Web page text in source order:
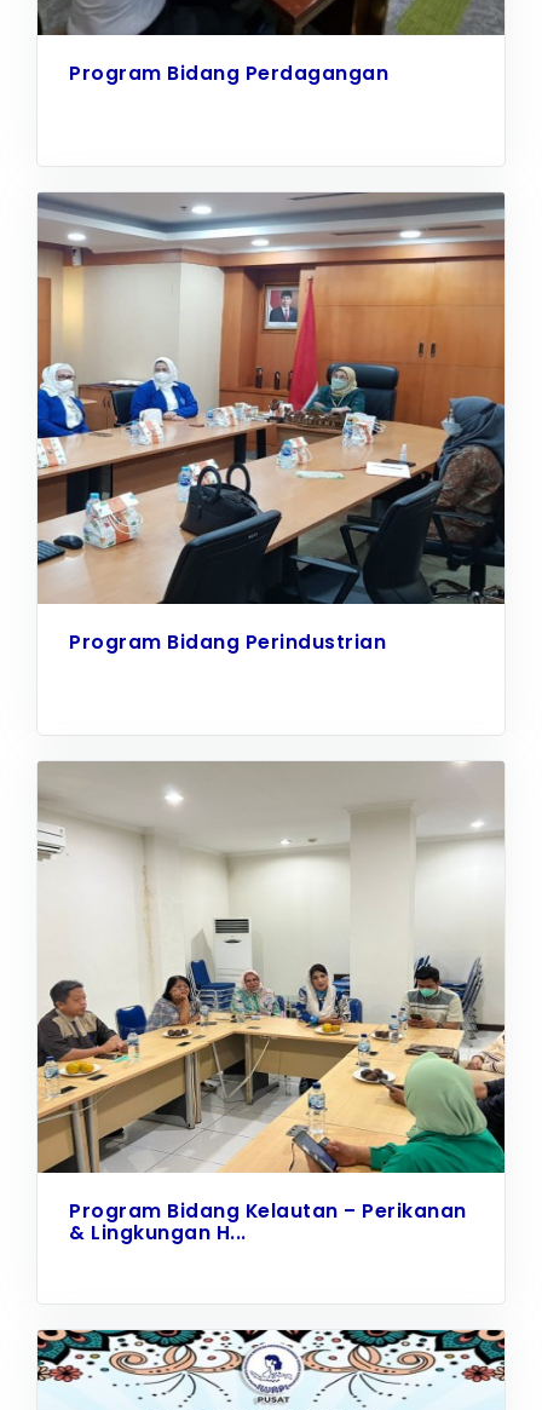
Program Bidang Perdagangan
Program Bidang Perindustrian
Program Bidang Kelautan – Perikanan
& Lingkungan H...